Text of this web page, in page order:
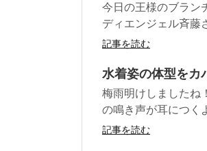
今日の王様のブラン
ディエンジェル斉藤
記事を読む
水着姿の体型をカ
梅雨明けしましたね
の鳴き声が耳につく
記事を読む